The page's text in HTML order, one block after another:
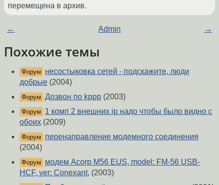
перемещена в архив.
← Admin →
Похожие темы
Форум
несостыковка сетей - подскажите, люди
добрые (2004)
Форум Дозвон по kppp (2003)
Форум
1 комп 2 внешних ip надо чтобы было видно с
обоих (2009)
Форум
перенаправление модемного соединения
(2004)
Форум
модем Acorp M56 EUS, model: FM-56 USB-
HCF, ver: Conexant, (2003)